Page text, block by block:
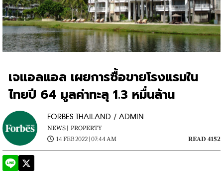
เจแอลแอล เผยการซื้อขายโรงแรมใน
ไทยปี 64 มูลค่าทะลุ 1.3 หมื่นล้าน
FORBES THAILAND / ADMIN
NEWS | PROPERTY
14 FEB 2022 | 07:44 AM
READ 4152